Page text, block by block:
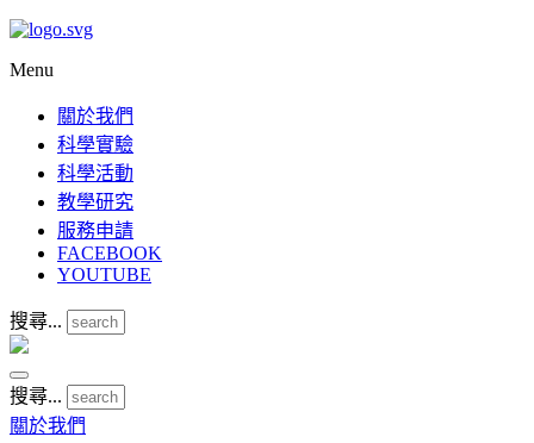
Menu
關於我們
科學實驗
科學活動
教學研究
服務申請
FACEBOOK
YOUTUBE
搜尋...
搜尋...
關於我們